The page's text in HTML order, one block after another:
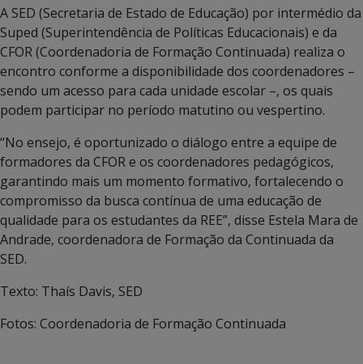
A SED (Secretaria de Estado de Educação) por intermédio da
Suped (Superintendência de Políticas Educacionais) e da
CFOR (Coordenadoria de Formação Continuada) realiza o
encontro conforme a disponibilidade dos coordenadores –
sendo um acesso para cada unidade escolar –, os quais
podem participar no período matutino ou vespertino.
“No ensejo, é oportunizado o diálogo entre a equipe de
formadores da CFOR e os coordenadores pedagógicos,
garantindo mais um momento formativo, fortalecendo o
compromisso da busca contínua de uma educação de
qualidade para os estudantes da REE”, disse Estela Mara de
Andrade, coordenadora de Formação da Continuada da
SED.
Texto: Thaís Davis, SED
Fotos: Coordenadoria de Formação Continuada